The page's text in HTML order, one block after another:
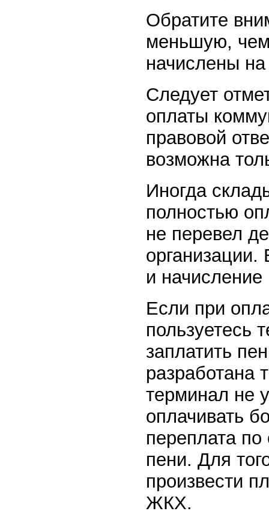
Обратите
меньшую, чем
начислены
Следует
оплаты
правовой
возможна
Иногда
полностью
не перевел
и начисление
Если при
пользуетесь
заплатить
разработана
терминал не
оплачивать
переплата
пени. Для
произвести
ЖКХ.